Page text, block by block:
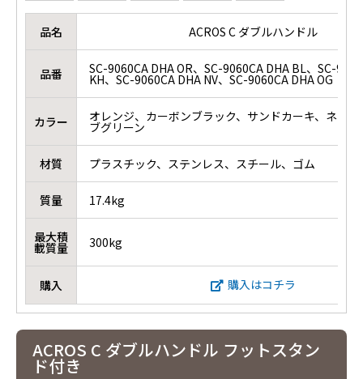
品名 ACROS C ダブルハンドル
品番 SC-9060CA DHA OR、SC-9060CA DHA BL、SC-
KH、SC-9060CA DHA NV、SC-9060CA DHA OG
カラー オレンジ、カーボンブラック、サンドカーキ、ネイ
ブグリーン
材質 プラスチック、ステンレス、スチール、ゴム
質量 17.4kg
最大積
載質量 300kg
購入 購入はコチラ
ACROS C ダブルハンドル フットスタン
ド付き